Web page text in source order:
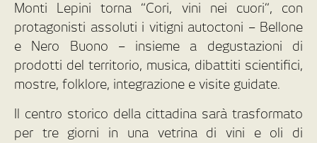
Monti Lepini torna “Cori, vini nei cuori”, con
protagonisti assoluti i vitigni autoctoni – Bellone
e Nero Buono – insieme a degustazioni di
prodotti del territorio, musica, dibattiti scientifici,
mostre, folklore, integrazione e visite guidate.
Il centro storico della cittadina sarà trasformato
per tre giorni in una vetrina di vini e oli di